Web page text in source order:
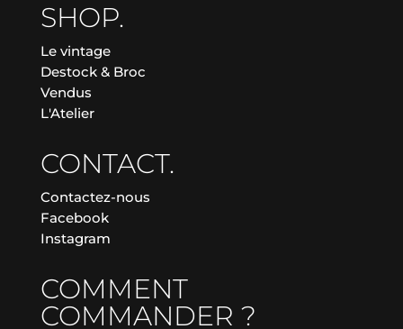
SHOP.
Le vintage
Destock & Broc
Vendus
L'Atelier
CONTACT.
Contactez-nous
Facebook
Instagram
COMMENT
COMMANDER ?